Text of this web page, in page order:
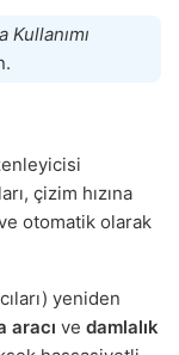
çizim hızına
otomatik olarak
yeniden
aracı ve damlalık